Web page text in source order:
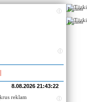
8.08.2026 21:43:22
Реклама
Реклама